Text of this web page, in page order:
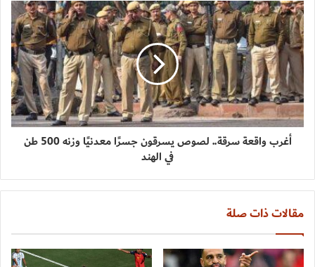
أغرب واقعة سرقة.. لصوص يسرقون جسرًا معدنيًا وزنه 500 طن
في الهند
مقالات ذات صلة